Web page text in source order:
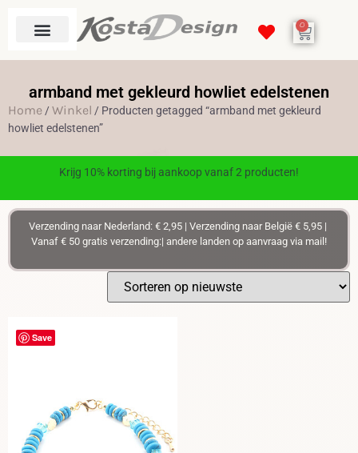
0
armband met gekleurd howliet edelstenen
Home /Winkel / Producten getagged “armband met gekleurd
howliet edelstenen”
Krijg 10% korting bij aankoop vanaf 2 producten!
Verzending naar Nederland: € 2,95 | Verzending naar België € 5,95 |
Vanaf € 50 gratis verzending:| andere landen op aanvraag via mail!
Save